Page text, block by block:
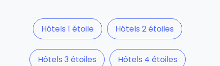
Hôtels 1 étoile Hôtels 2 étoiles
Hôtels 3 étoiles Hôtels 4 étoiles